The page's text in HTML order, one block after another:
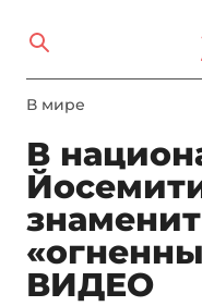
В мире
В
ВИДЕО